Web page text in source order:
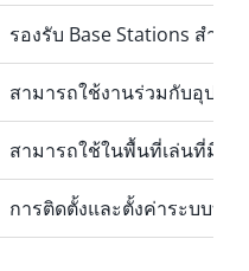
รองรับ Base Stations สำ
สามารถใช้งานร่วมกับอุปกร
สามารถใช้ในพื้นที่เล่นที่มีขน
การติดตั้งและตั้งค่าระบบที่